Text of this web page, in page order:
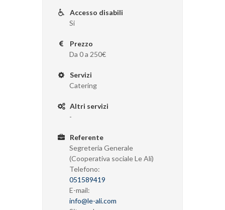
Accesso disabili
Si
Prezzo
Da 0 a 250€
Servizi
Catering
Altri servizi
-
Referente
Segreteria Generale
(Cooperativa sociale Le Ali)
Telefono:
051589419
E-mail:
info@le-ali.com